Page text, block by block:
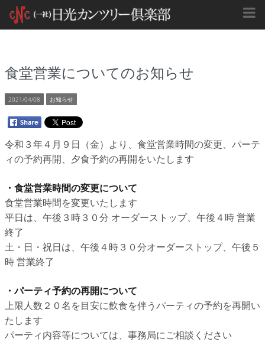
食堂営業についてのお知らせ
2021/04/08 お知らせ
令和３年４月９日（金）より、食堂営業時間の変更、パーテ
ィの予約再開、夕食予約の再開をいたします
・食堂営業時間の変更について
食堂営業時間を変更いたします
平日は、午後３時３０分 オーダーストップ、午後４時 営業
終了
土・日・祝日は、午後４時３０分オーダーストップ、午後５
時 営業終了
・パーティ予約の再開について
上限人数２０名を目安に飲食を伴うパーティの予約を再開い
たします
パーティ内容等については、事務局にご相談ください